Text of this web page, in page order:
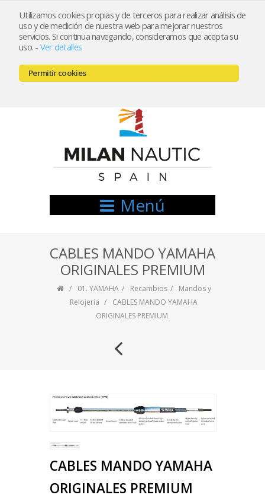
Utilizamos cookies propias y de terceros para realizar análisis de
uso y de medición de nuestra web para mejorar nuestros
servicios. Si continua navegando, consideramos que acepta su
uso. - Ver detalles
Permitir cookies
Registrarse Mi cuenta
666521122 // 654999333
Menú
CABLES MANDO YAMAHA
ORIGINALES PREMIUM
01. YAMAHA Recambios
Mandos y
Relojeria
CABLES MANDO YAMAHA
ORIGINALES PREMIUM
CABLES MANDO YAMAHA
ORIGINALES PREMIUM